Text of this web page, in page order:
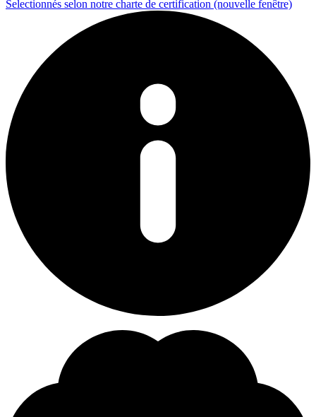
Selectionnés selon notre charte de certification (nouvelle fenêtre)